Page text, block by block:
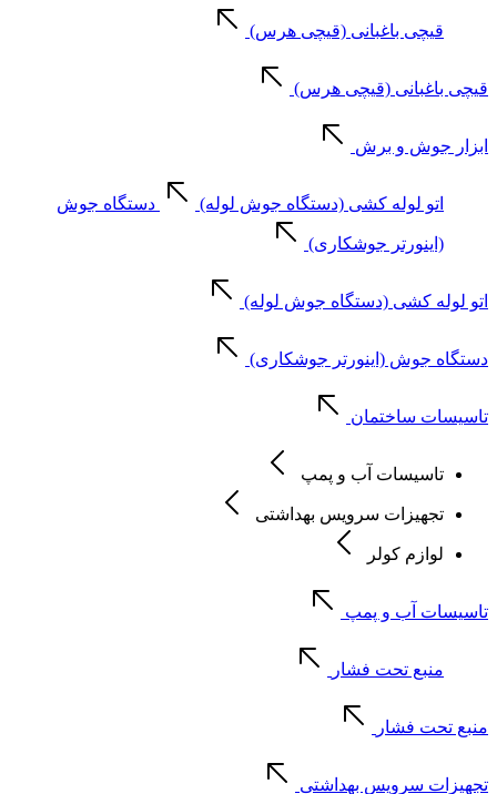
قیچی باغبانی (قیچی هرس)
قیچی باغبانی (قیچی هرس)
ابزار جوش و برش
اتو لوله کشی (دستگاه جوش لوله) دستگاه جوش
(اینورتر جوشکاری)
اتو لوله کشی (دستگاه جوش لوله)
دستگاه جوش (اینورتر جوشکاری)
تاسیسات ساختمان
تاسیسات آب و پمپ
تجهیزات سرویس بهداشتی
لوازم کولر
تاسیسات آب و پمپ
منبع تحت فشار
منبع تحت فشار
تجهیزات سرویس بهداشتی